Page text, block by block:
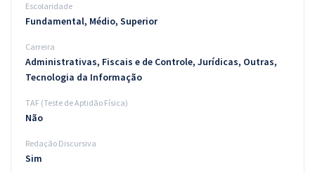
Escolaridade
Fundamental, Médio, Superior
Carreira
Administrativas, Fiscais e de Controle, Jurídicas, Outras,
Tecnologia da Informação
TAF (Teste de Aptidão Física)
Não
Redação Discursiva
Sim